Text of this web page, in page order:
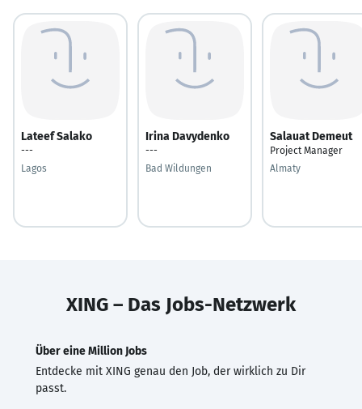
Lateef Salako
---
Lagos
Irina Davydenko
---
Bad Wildungen
Salauat Demeut
Project Manager
Almaty
XING – Das Jobs-Netzwerk
Über eine Million Jobs
Entdecke mit XING genau den Job, der wirklich zu Dir
passt.